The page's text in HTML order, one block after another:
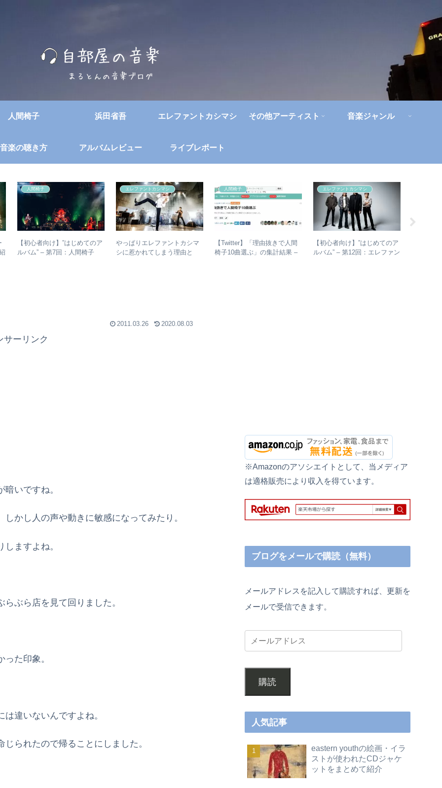
人間椅子 浜田省吾 エレファントカシマシ その他アーティスト 音楽ジャンル
音楽の聴き方 アルバムレビュー ライブレポート
人間椅子
【初心者向け】”はじめてのア
ルバム” – 第7回：人間椅子
エレファントカシマシ
やっぱりエレファントカシマ
シに惹かれてしまう理由と
人間椅子
【Twitter】「理由抜きで人間
椅子10曲選ぶ」の集計結果 –
エレファントカシマシ
【初心者向け】”はじめてのア
ルバム” – 第12回：エレファン
2011.03.26 2020.08.03
サーリンク
いですね。
かし人の声や動きに敏感になってみたり。
ますよね。
ぶら店を見て回りました。
た印象。
違いないんですよね。
られたので帰ることにしました。
※Amazonのアソシエイトとして、当メディア
は適格販売により収入を得ています。
ブログをメールで購読（無料）
メールアドレスを記入して購読すれば、更新を
メールで受信できます。
購読
人気記事
eastern youthの絵画・イラ
ストが使われたCDジャケ
ットをまとめて紹介